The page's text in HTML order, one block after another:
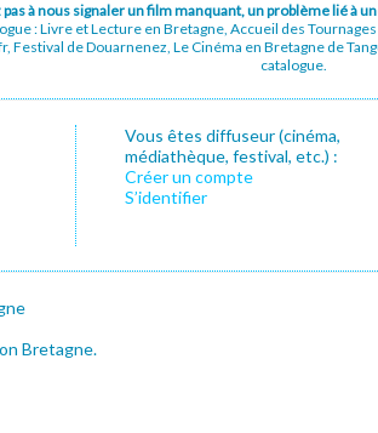
à nous signaler un film manquant, un problème lié à
: Livre et Lecture en Bretagne, Accueil des
de Douarnenez, Le Cinéma en Bretagne de
catalogue.
Vous êtes diffuseur (cinéma,
médiathèque, festival, etc.) :
Créer un compte
S’identifier
Bretagne.